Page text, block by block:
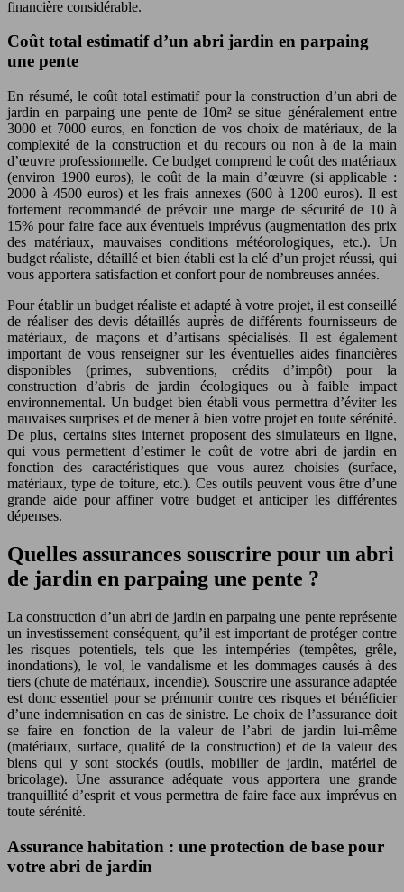
financière considérable.
Coût total estimatif d’un abri jardin en parpaing
une pente
En résumé, le coût total estimatif pour la construction d’un abri de
jardin en parpaing une pente de 10m² se situe généralement entre
3000 et 7000 euros, en fonction de vos choix de matériaux, de la
complexité de la construction et du recours ou non à de la main
d’œuvre professionnelle. Ce budget comprend le coût des matériaux
(environ 1900 euros), le coût de la main d’œuvre (si applicable :
2000 à 4500 euros) et les frais annexes (600 à 1200 euros). Il est
fortement recommandé de prévoir une marge de sécurité de 10 à
15% pour faire face aux éventuels imprévus (augmentation des prix
des matériaux, mauvaises conditions météorologiques, etc.). Un
budget réaliste, détaillé et bien établi est la clé d’un projet réussi, qui
vous apportera satisfaction et confort pour de nombreuses années.
Pour établir un budget réaliste et adapté à votre projet, il est conseillé
de réaliser des devis détaillés auprès de différents fournisseurs de
matériaux, de maçons et d’artisans spécialisés. Il est également
important de vous renseigner sur les éventuelles aides financières
disponibles (primes, subventions, crédits d’impôt) pour la
construction d’abris de jardin écologiques ou à faible impact
environnemental. Un budget bien établi vous permettra d’éviter les
mauvaises surprises et de mener à bien votre projet en toute sérénité.
De plus, certains sites internet proposent des simulateurs en ligne,
qui vous permettent d’estimer le coût de votre abri de jardin en
fonction des caractéristiques que vous aurez choisies (surface,
matériaux, type de toiture, etc.). Ces outils peuvent vous être d’une
grande aide pour affiner votre budget et anticiper les différentes
dépenses.
Quelles assurances souscrire pour un abri
de jardin en parpaing une pente ?
La construction d’un abri de jardin en parpaing une pente représente
un investissement conséquent, qu’il est important de protéger contre
les risques potentiels, tels que les intempéries (tempêtes, grêle,
inondations), le vol, le vandalisme et les dommages causés à des
tiers (chute de matériaux, incendie). Souscrire une assurance adaptée
est donc essentiel pour se prémunir contre ces risques et bénéficier
d’une indemnisation en cas de sinistre. Le choix de l’assurance doit
se faire en fonction de la valeur de l’abri de jardin lui-même
(matériaux, surface, qualité de la construction) et de la valeur des
biens qui y sont stockés (outils, mobilier de jardin, matériel de
bricolage). Une assurance adéquate vous apportera une grande
tranquillité d’esprit et vous permettra de faire face aux imprévus en
toute sérénité.
Assurance habitation : une protection de base pour
votre abri de jardin